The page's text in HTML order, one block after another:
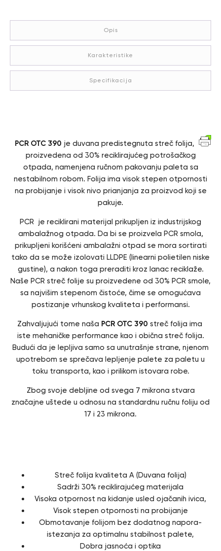
Opis
Karakteristike
Specifikacija
PCR OTC 390 je duvana predistegnuta streč folija,
proizvedena od 30% reciklirajućeg potrošačkog
otpada, namenjena ručnom pakovanju paleta sa
nestabilnom robom. Folija ima visok stepen otpornosti
na probijanje i visok nivo prianjanja za proizvod koji se
pakuje.
PCR je reciklirani materijal prikupljen iz industrijskog
ambalažnog otpada. Da bi se proizvela PCR smola,
prikupljeni korišćeni ambalažni otpad se mora sortirati
tako da se može izolovati LLDPE (linearni polietilen niske
gustine), a nakon toga preraditi kroz lanac reciklaže.
Naše PCR streč folije su proizvedene od 30% PCR smole,
sa najvišim stepenom čistoće, čime se omogućava
postizanje vrhunskog kvaliteta i performansi.
Zahvaljujući tome naša PCR OTC 390 streč folija ima
iste mehaničke performance kao i obična streč folija.
Budući da je lepljiva samo sa unutrašnje strane, njenom
upotrebom se sprečava lepljenje palete za paletu u
toku transporta, kao i prilikom istovara robe.
Zbog svoje debljine od svega 7 mikrona stvara
značajne uštede u odnosu na standardnu ručnu foliju od
17 i 23 mikrona.
Streč folija kvaliteta A (Duvana folija)
Sadrži 30% reciklirajućeg materijala
Visoka otpornost na kidanje usled ojačanih ivica,
Visok stepen otpornosti na probijanje
Obmotavanje folijom bez dodatnog napora-
istezanja za optimalnu stabilnost palete,
Dobra jasnoća i optika